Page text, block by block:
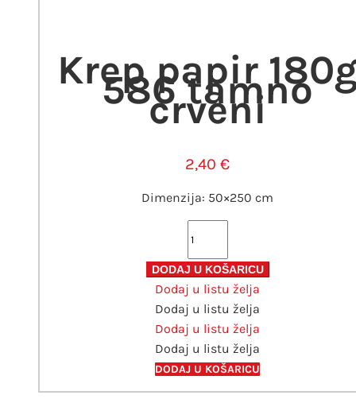
Krep papir
586 tamno
crveni
2,40 €
Dimenzija: 50×250 cm
180g
586
tamno
crveni
količina
DODAJ U KOŠARICU
Dodaj u listu želja
Dodaj u listu želja
Dodaj u listu želja
Dodaj u listu želja
DODAJ U KOŠARICU